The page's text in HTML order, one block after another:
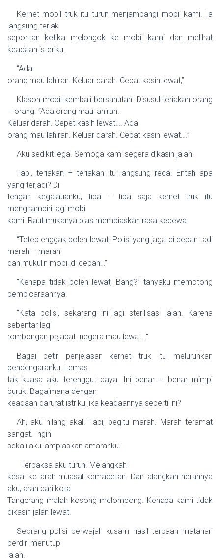
Kernet mobil truk itu turun menjambangi mobil kami. Ia
langsung teriak
sepontan ketika melongok ke mobil kami dan melihat
keadaan isteriku.
“Ada
orang mau lahiran. Keluar darah. Cepat kasih lewat,”
Klason mobil kembali bersahutan. Disusul teriakan orang
– orang. “Ada orang mau lahiran.
Keluar darah. Cepet kasih lewat…. Ada
orang mau lahiran. Keluar darah. Cepat kasih lewat….”
Aku sedikit lega. Semoga kami segera dikasih jalan.
Tapi, teriakan – teriakan itu langsung reda. Entah apa
yang terjadi? Di
tengah kegalauanku, tiba – tiba saja kernet truk itu
menghampiri lagi mobil
kami. Raut mukanya pias membiaskan rasa kecewa.
“Tetep enggak boleh lewat. Polisi yang jaga di depan tadi
marah – marah
dan mukulin mobil di depan…”
“Kenapa tidak boleh lewat, Bang?” tanyaku memotong
pembicaraannya.
“Kata polisi, sekarang ini lagi sterilisasi jalan. Karena
sebentar lagi
rombongan pejabat negera mau lewat…”
Bagai petir penjelasan kernet truk itu meluruhkan
pendengaranku. Lemas
tak kuasa aku terenggut daya. Ini benar – benar mimpi
buruk. Bagaimana dengan
keadaan darurat istriku jika keadaannya seperti ini?
Ah, aku hilang akal. Tapi, begitu marah. Marah teramat
sangat. Ingin
sekali aku lampiaskan amarahku.
Terpaksa aku turun. Melangkah
kesal ke arah muasal kemacetan. Dan alangkah herannya
aku, arah dari kota
Tangerang malah kosong melompong. Kenapa kami tidak
dikasih jalan lewat.
Seorang polisi berwajah kusam hasil terpaan matahari
berdiri menutup
jalan.